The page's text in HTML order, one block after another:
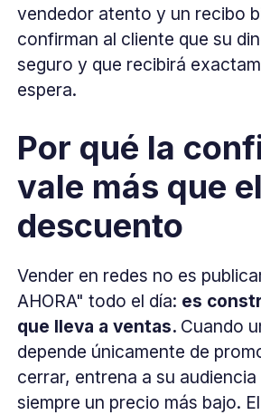
vendedor atento y un recibo
confirman al cliente que su
seguro y que recibirá
espera.
Por qué la
vale más que el
descuento
Vender en redes no es
AHORA" todo el día: es
que lleva a ventas. Cuando
depende únicamente de
cerrar, entrena a su
siempre un precio más bajo.